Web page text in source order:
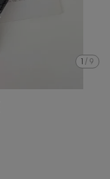
1 / 9